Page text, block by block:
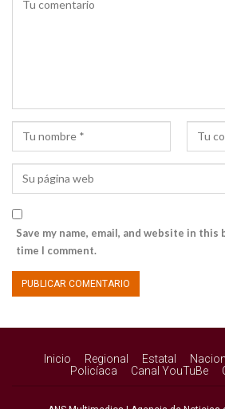
Save my name, email, and website in
time I comment.
Inicio Regional Estatal
Policíaca
Canal YouTuBe